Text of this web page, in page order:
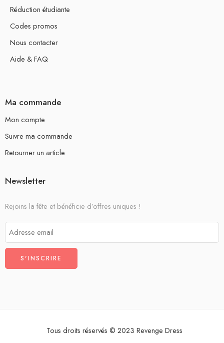
Réduction étudiante
Codes promos
Nous contacter
Aide & FAQ
Ma commande
Mon compte
Suivre ma commande
Retourner un article
Newsletter
Rejoins la fête et bénéficie d’offres uniques !
Tous droits réservés © 2023 Revenge Dress